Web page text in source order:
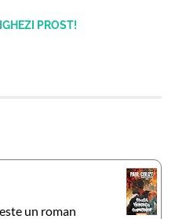
PROST!
un roman